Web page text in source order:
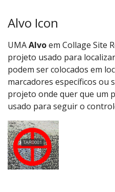
Alvo Icon
UMAAlvoem Collage Site
projeto usado para
podem ser colocados em
marcadores específicos ou
projeto onde quer que um
usado para seguir o